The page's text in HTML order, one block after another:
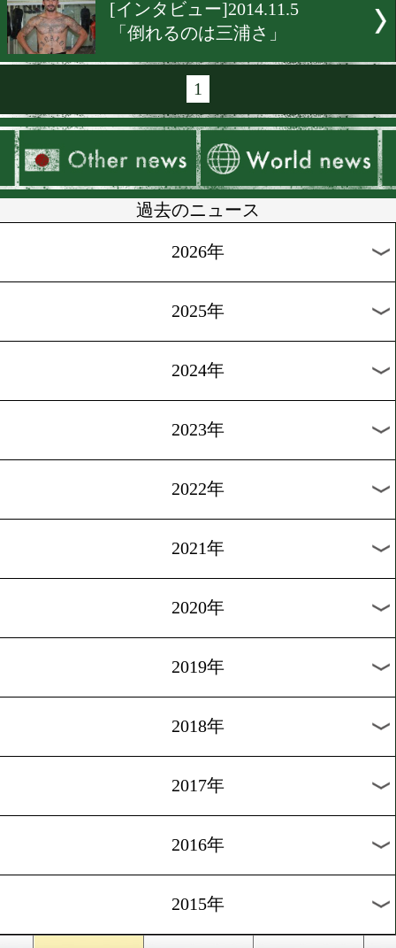
[特別インタビュー
再起戦は3月、比国
[インタビュー]2014.11.6
山元、世界ランクを頂きま
[インタビュー]2014.11.5
和氣が大竹にエール
[インタビュー]2014.11.5
大竹「後半が勝負」
[インタビュー]2014.11.5
「倒れるのは三浦さ」
1
過去のニュース
2025年
2024年